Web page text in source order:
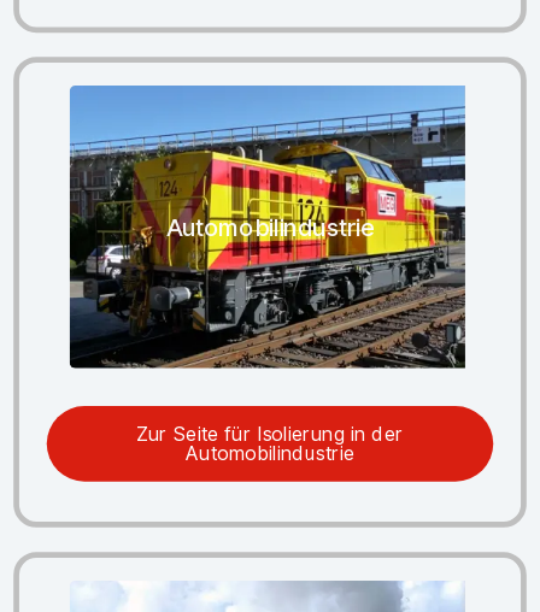
Automobilindustrie
Zur Seite für Isolierung in der
Automobilindustrie